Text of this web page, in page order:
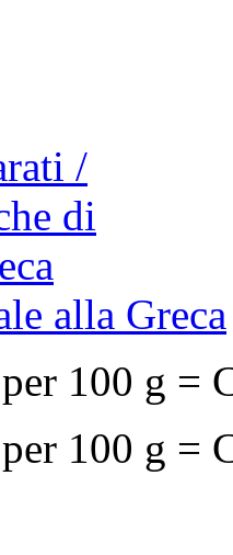
alla Greca
100 g =
100 g =